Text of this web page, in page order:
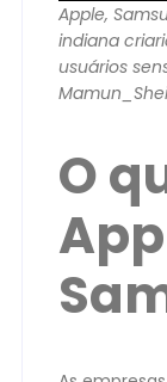
Apple,
indiana
usuários
O